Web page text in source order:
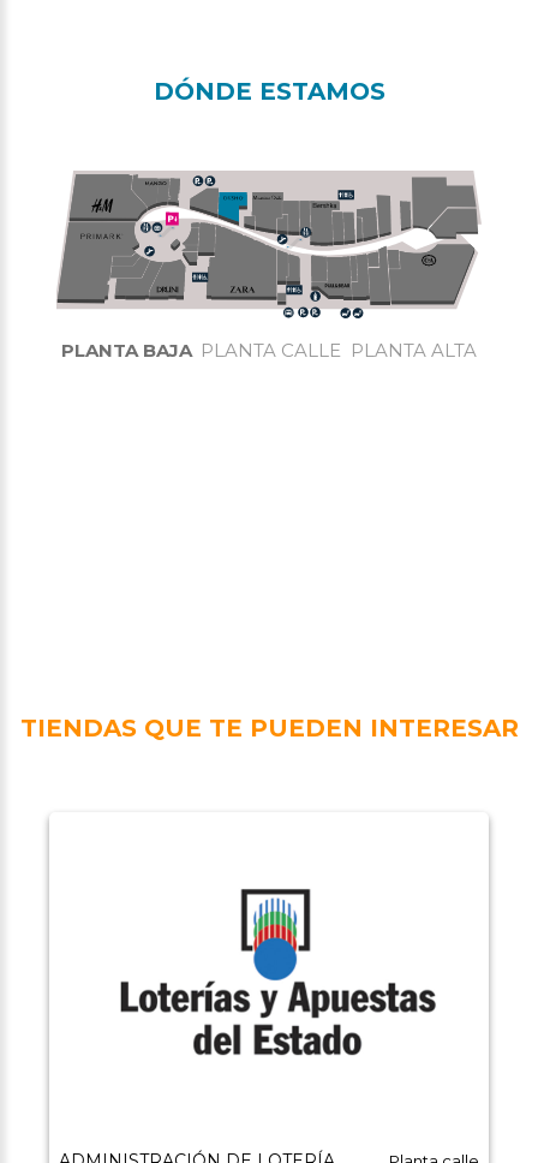
DÓNDE ESTAMOS
PLANTA BAJA PLANTA CALLE PLANTA ALTA
TIENDAS QUE TE PUEDEN INTERESAR